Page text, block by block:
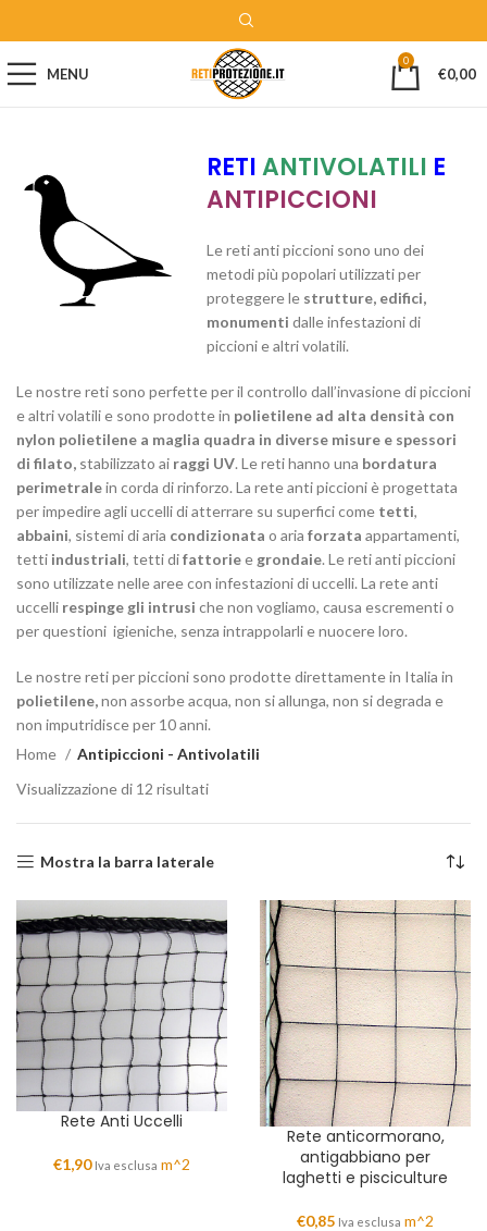
MENU
0
€0,00
RETIANTIVOLATILI E
ANTIPICCIONI
Le reti anti piccioni sono uno dei
metodi più popolari utilizzati per
proteggere le strutture, edifici,
monumenti dalle infestazioni di
piccioni e altri volatili.
Le nostre reti sono perfette per il controllo dall’invasione di piccioni
e altri volatili e sono prodotte in polietilene ad alta densità con
nylon polietilene a maglia quadra in diverse misure e spessori
di filato, stabilizzato ai raggi UV. Le reti hanno una bordatura
perimetralein corda di rinforzo. La rete anti piccioni è progettata
per impedire agli uccelli di atterrare su superfici come tetti,
abbaini, sistemi di aria condizionata o aria forzata appartamenti,
tetti industriali, tetti difattoriee grondaie. Le reti anti piccioni
sono utilizzate nelle aree con infestazioni di uccelli. La rete anti
uccelli respinge gli intrusi che non vogliamo, causa escrementi o
per questioni igieniche, senza intrappolarli e nuocere loro.
Le nostre reti per piccioni sono prodotte direttamente in Italia in
polietilene,non assorbe acqua, non si allunga, non si degrada e
non imputridisce per 10 anni.
Home
Antipiccioni - Antivolatili
Visualizzazione di 12 risultati
Mostra la barra laterale
Rete Anti Uccelli
€1,90 Iva esclusa m^2
Rete anticormorano,
antigabbiano per
laghetti e pisciculture
€0,85 Iva esclusa m^2